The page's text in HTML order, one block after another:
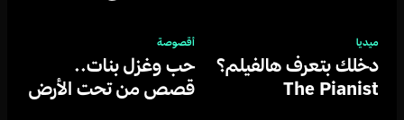
ميديا
دخلك بتعرف هالفيلم؟
The Pianist
أقصوصة
حب وغزل بنات..
قصص من تحت الأرض